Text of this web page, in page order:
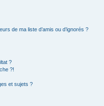
de ma liste d’amis ou d’ignorés ?
?
?!
et sujets ?